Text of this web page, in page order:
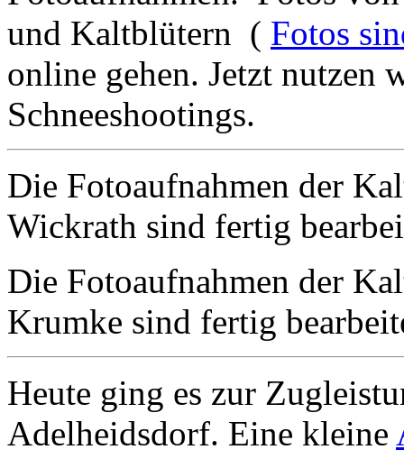
und Kaltblütern ( Fotos
online gehen. Jetzt nutzen
Schneeshootings.
Die Fotoaufnahmen der
Wickrath sind fertig
Die Fotoaufnahmen der
Krumke sind fertig
Heute ging es zur
Adelheidsdorf. Eine kleine